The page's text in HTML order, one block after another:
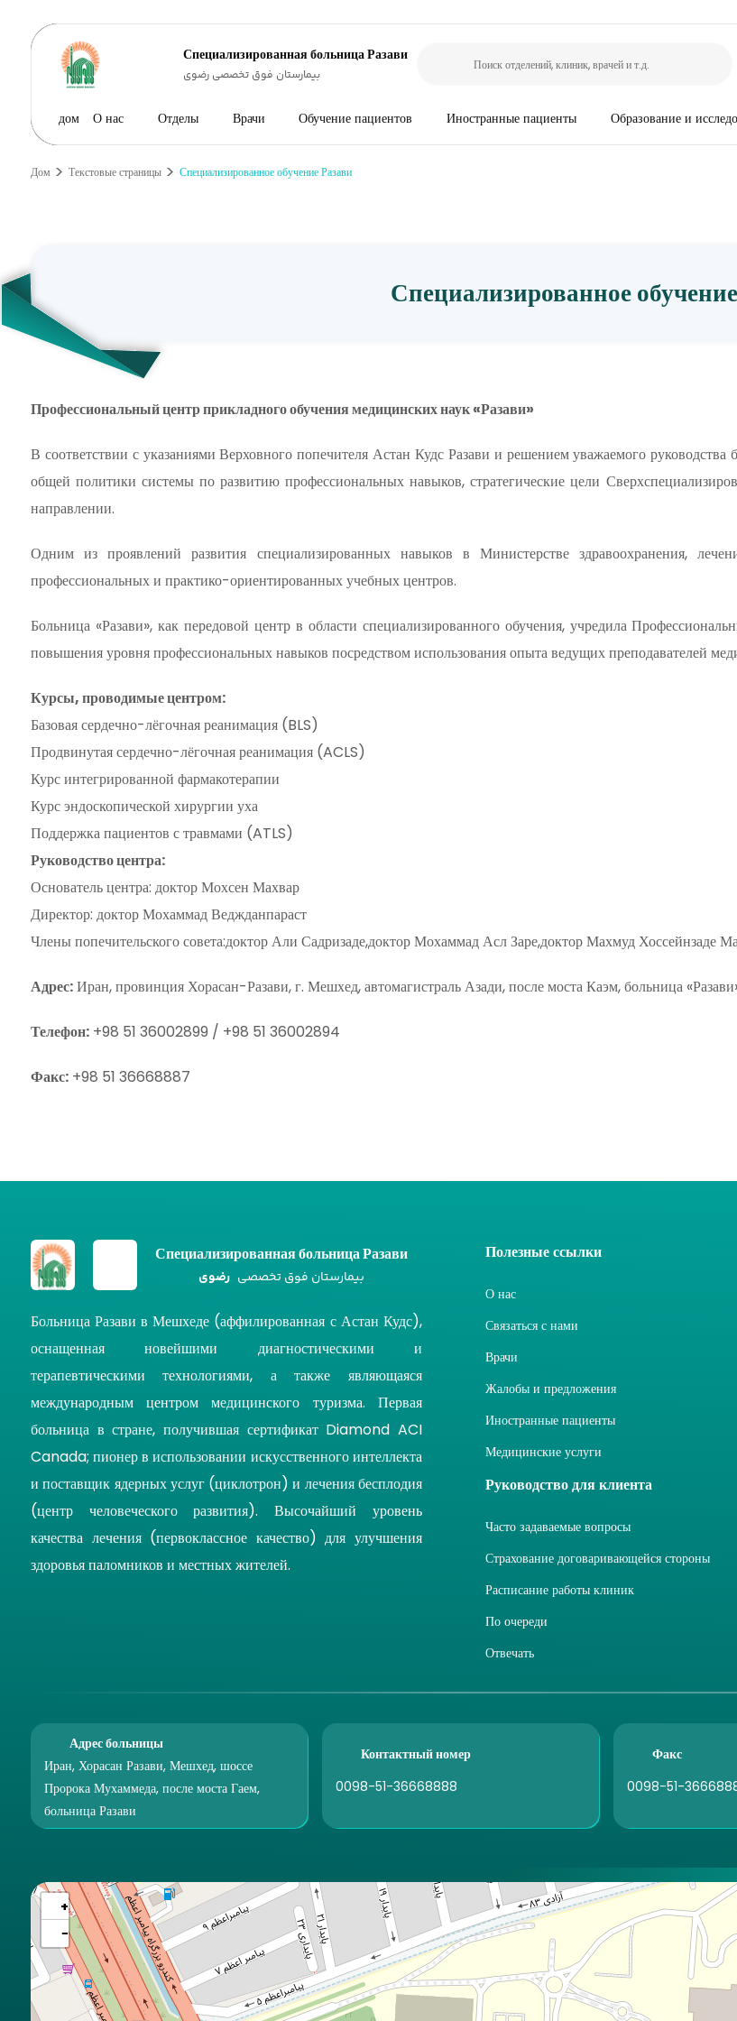
Специализированная больница Разави
بیمارستان فوق تخصصی رضوی
дом О нас Отделы Врачи Обучение пациентов Иностранные пациенты Образование и
Дом Текстовые страницы Специализированное обучение Разави
Специализированное
Профессиональный центр прикладного обучения медицинских наук «Разави»
В соответствии с указаниями Верховного попечителя Астан Кудс Разави и решением уважаемого
общей политики системы по развитию профессиональных навыков, стратегические цели
направлении.
Одним из проявлений развития специализированных навыков в Министерстве здравоохранения,
профессиональных и практико-ориентированных учебных центров.
Больница «Разави», как передовой центр в области специализированного обучения, учредила
повышения уровня профессиональных навыков посредством использования опыта ведущих преподавателей
Курсы, проводимые центром:
Базовая сердечно-лёгочная реанимация (BLS)
Продвинутая сердечно-лёгочная реанимация (ACLS)
Курс интегрированной фармакотерапии
Курс эндоскопической хирургии уха
Поддержка пациентов с травмами (ATLS)
Руководство центра:
Основатель центра: доктор Мохсен Махвар
Директор: доктор Мохаммад Веджданпараст
Члены попечительского совета:доктор Али Садризаде,доктор Мохаммад Асл Заре,доктор Махмуд Хоссейнзаде
Адрес:Иран, провинция Хорасан-Разави, г. Мешхед, автомагистраль Азади, после моста Каэм, больница
Телефон: +98 51 36002899 / +98 51 36002894
Факс: +98 51 36668887
Специализированная больница Разави
بیمارستان فوق تخصصی رضوی
Больница Разави в Мешхеде (аффилированная с Астан Кудс),
оснащенная новейшими диагностическими и
терапевтическими технологиями, а также являющаяся
международным центром медицинского туризма. Первая
больница в стране, получившая сертификат Diamond ACI
Canada; пионер в использовании искусственного интеллекта
и поставщик ядерных услуг (циклотрон) и лечения бесплодия
(центр человеческого развития). Высочайший уровень
качества лечения (первоклассное качество) для улучшения
здоровья паломников и местных жителей.
Полезные ссылки
О нас
Связаться с нами
Врачи
Жалобы и предложения
Иностранные пациенты
Медицинские услуги
Руководство для клиента
Часто задаваемые вопросы
Страхование договаривающейся стороны
Расписание работы клиник
По очереди
Отвечать
Адрес больницы
Иран, Хорасан Разави, Мешхед, шоссе
Пророка Мухаммеда, после моста Гаем,
больница Разави
Контактный номер
0098-51-36668888
Факс
0098-51-
+
−